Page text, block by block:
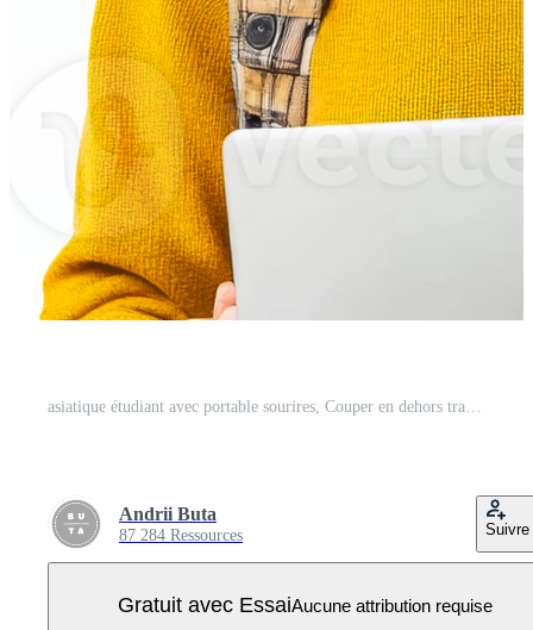
asiatique étudiant avec portable sourires, Couper en dehors transparent PNG Pro
Andrii Buta
87 284 Ressources Suivre
Gratuit avec EssaiAucune attribution requise